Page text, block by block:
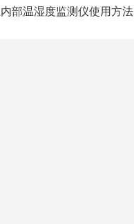
部温湿度监测仪使用方法